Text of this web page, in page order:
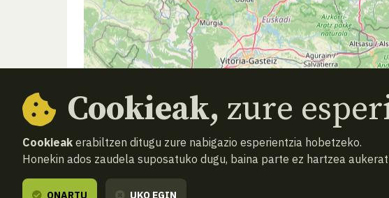
Cookieak, zure
Cookieak erabiltzen ditugu zure nabigazio esperientzia hobetzeko.
Honekin ados zaudela suposatuko dugu, baina parte ez hartzea
ONARTU UKO EGIN